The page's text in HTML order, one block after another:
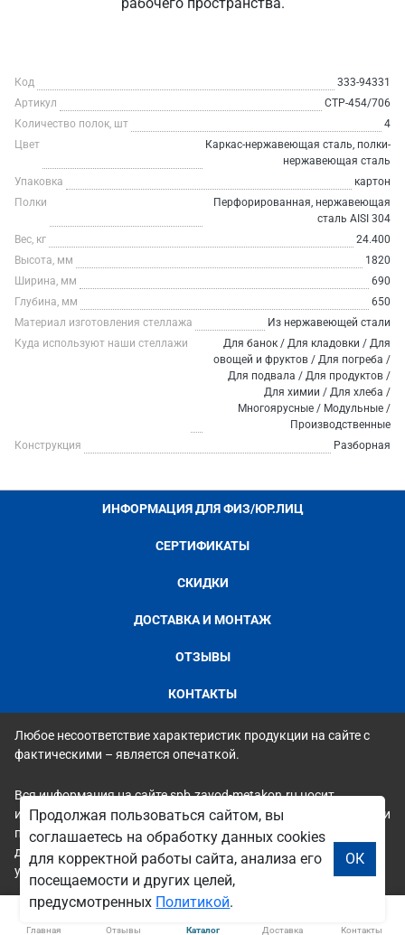
Код
333-94331
Артикул
СТР-454/706
Количество полок, шт
4
Цвет
Каркас-нержавеющая сталь, полки-
нержавеющая сталь
Упаковка
картон
Полки
Перфорированная, нержавеющая
сталь AISI 304
Вес, кг
24.400
Высота, мм
1820
Ширина, мм
690
Глубина, мм
650
Материал изготовления стеллажа
Из нержавеющей стали
Куда используют наши стеллажи
Для банок / Для кладовки / Для
овощей и фруктов / Для погреба /
Для подвала / Для продуктов /
Для химии / Для хлеба /
Многоярусные / Модульные /
Производственные
Конструкция
Разборная
ИНФОРМАЦИЯ ДЛЯ ФИЗ/ЮР.ЛИЦ
СЕРТИФИКАТЫ
СКИДКИ
ДОСТАВКА И МОНТАЖ
ОТЗЫВЫ
КОНТАКТЫ
Любое несоответствие характеристик продукции на сайте с
фактическими – является опечаткой.
Вся информация на сайте spb.zavod-metakon.ru носит
исключительно ознакомительный и справочный характер и ни
при каких условиях не является публичной офертой. Всю
дополнительную информацию можно узнать по телефонам
указанным на сайте.
Главная Отзывы Каталог Доставка Контакты
Продолжая пользоваться сайтом, вы
соглашаетесь на обработку данных cookies
для корректной работы сайта, анализа его
посещаемости и других целей,
предусмотренных Политикой.
ОК